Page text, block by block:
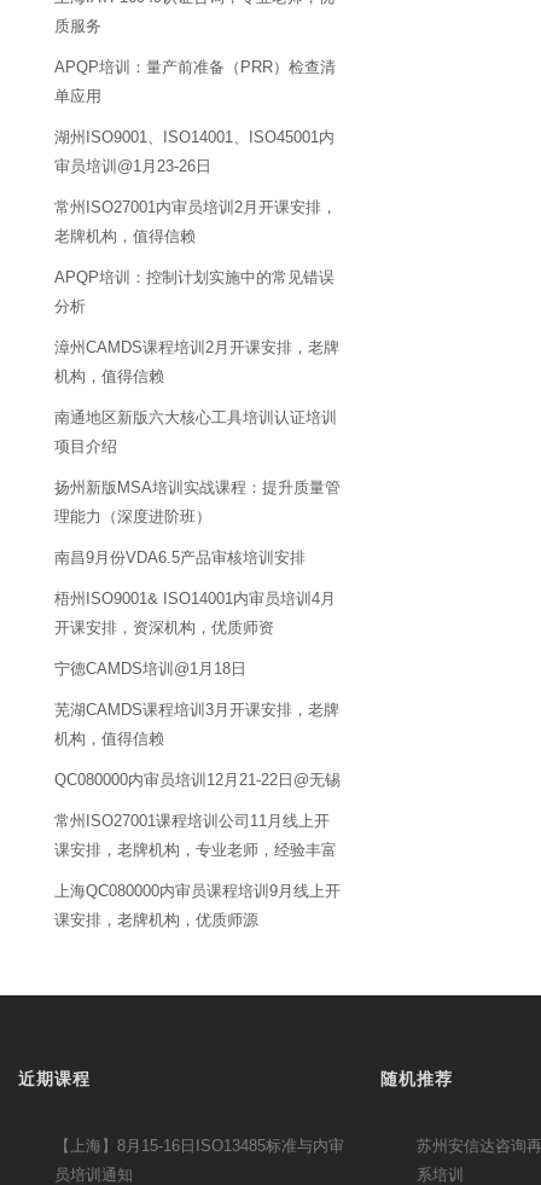
质服务
APQP培训：量产前准备（PRR）检查清
单应用
湖州ISO9001、ISO14001、ISO45001内
审员培训@1月23-26日
常州ISO27001内审员培训2月开课安排，
老牌机构，值得信赖
APQP培训：控制计划实施中的常见错误
分析
漳州CAMDS课程培训2月开课安排，老牌
机构，值得信赖
南通地区新版六大核心工具培训认证培训
项目介绍
扬州新版MSA培训实战课程：提升质量管
理能力（深度进阶班）
南昌9月份VDA6.5产品审核培训安排
梧州ISO9001& ISO14001内审员培训4月
开课安排，资深机构，优质师资
宁德CAMDS培训@1月18日
芜湖CAMDS课程培训3月开课安排，老牌
机构，值得信赖
QC080000内审员培训12月21-22日@无锡
常州ISO27001课程培训公司11月线上开
课安排，老牌机构，专业老师，经验丰富
上海QC080000内审员课程培训9月线上开
课安排，老牌机构，优质师源
近期课程
【上海】8月15-16日ISO13485标准与内审
员培训通知
随机推荐
苏州安信达咨询
系培训